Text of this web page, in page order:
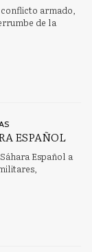
armado,
de la
ESPAÑOL
Español a